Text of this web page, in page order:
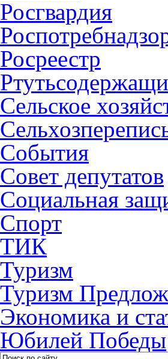
Росгвардия
Росреестр
Сельское
События
Совет депутатов
Социальная
Спорт
ТИК
Туризм
Туризм
Экономика и
Юбилей Победы